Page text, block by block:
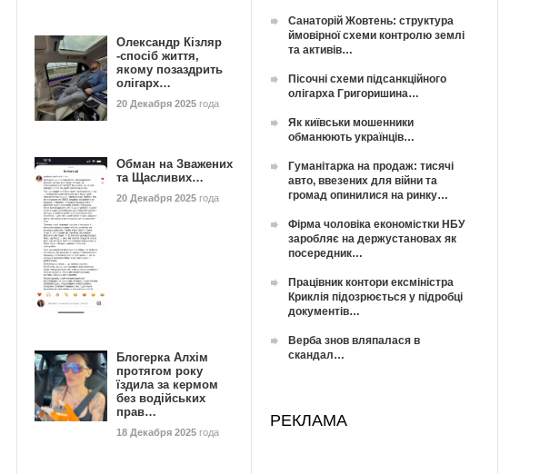
Олександр Кізляр
-спосіб життя,
якому позаздрить
олігарх…
20 Декабря 2025 года
Обман на Зважених
та Щасливих…
20 Декабря 2025 года
Блогерка Алхім
протягом року
їздила за кермом
без водійських
прав…
18 Декабря 2025 года
Санаторій Жовтень: структура
ймовірної схеми контролю землі
та активів…
Пісочні схеми підсанкційного
олігарха Григоришина…
Як київськи мошенники
обманюють українців…
Гуманітарка на продаж: тисячі
авто, ввезених для війни та
громад опинилися на ринку…
Фірма чоловіка економістки НБУ
заробляє на держустановах як
посередник…
Працівник контори ексміністра
Криклія підозрюється у підробці
документів…
Верба знов вляпалася в
скандал…
РЕКЛАМА